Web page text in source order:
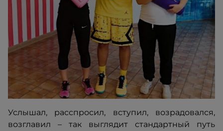
Услышал, расспросил, вступил, возрадовался,
возглавил – так выглядит стандартный путь